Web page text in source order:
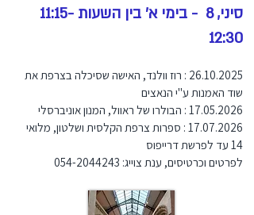
סיני, 8 - בימי א' בין השעות 11:15-
12:30
26.10.2025 : רוז וולנד, האישה שסיכלה בצרפת את
שוד האמנות ע"י הנאצים
17.05.2026 : הבולרו של ראוול, המנון אוניברסלי
17.07.2026 : ספרות צרפת הקלסית ושלטון, מלואי
14 עד לפרשת דרייפוס
לפרטים וכרטיסים, ענת צוייג: 054-2044243